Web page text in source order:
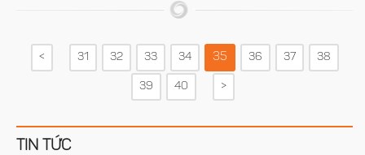
< 31 32 33 34 35 36 37 38
39 40 >
TIN TỨC